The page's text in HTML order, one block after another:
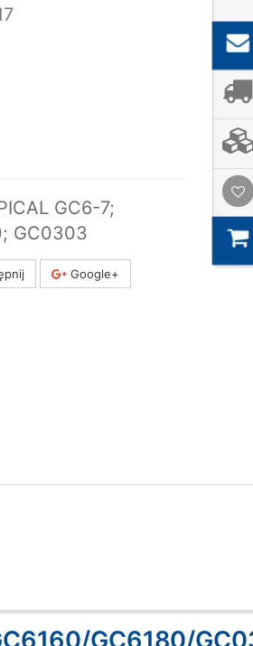
GC6-7;
GC0303
Google+